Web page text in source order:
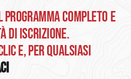
PROGRAMMA COMPLETO E
DI ISCRIZIONE.
E, PER QUALSIASI